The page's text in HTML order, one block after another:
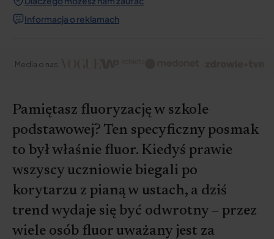
Informacja o reklamach
Media o nas:
Pamiętasz fluoryzację w szkole
podstawowej? Ten specyficzny posmak
to był właśnie fluor. Kiedyś prawie
wszyscy uczniowie biegali po
korytarzu z pianą w ustach, a dziś
trend wydaje się być odwrotny – przez
wiele osób fluor uważany jest za